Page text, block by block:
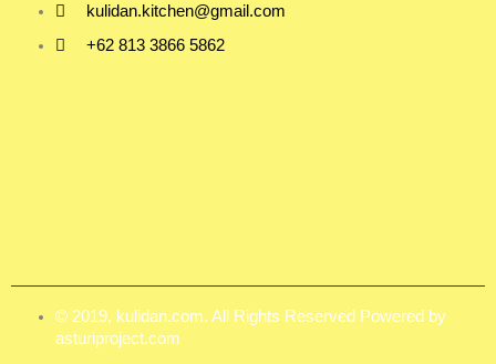
kulidan.kitchen@gmail.com
+62 813 3866 5862
© 2019, kulidan.com. All Rights Reserved Powered by
asturiproject.com